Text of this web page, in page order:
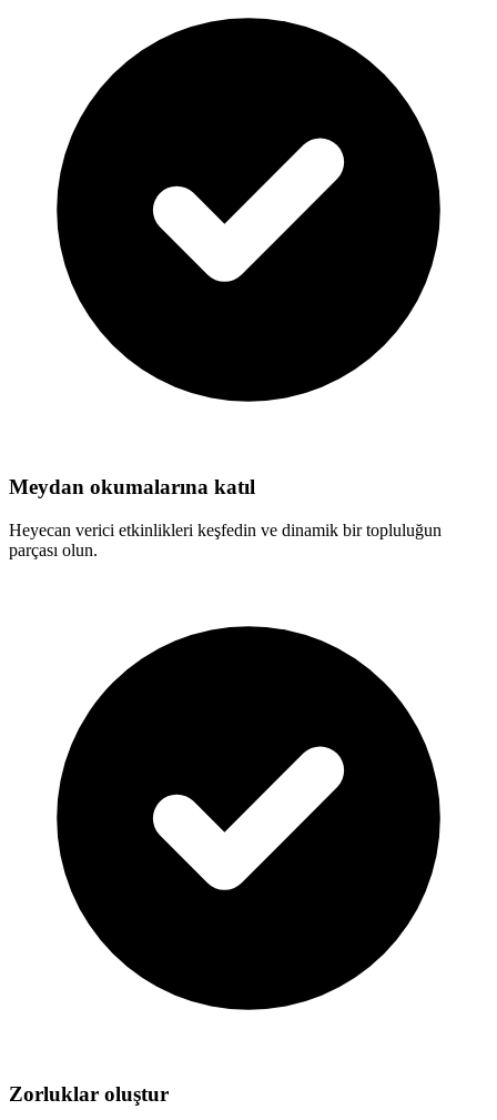
Meydan okumalarına katıl
Heyecan verici etkinlikleri keşfedin ve dinamik bir topluluğun
parçası olun.
Zorluklar oluştur